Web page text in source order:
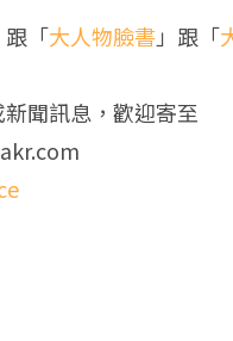
跟「大人物臉書」跟「
聞訊息，歡迎寄至